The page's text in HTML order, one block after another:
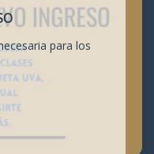
para los